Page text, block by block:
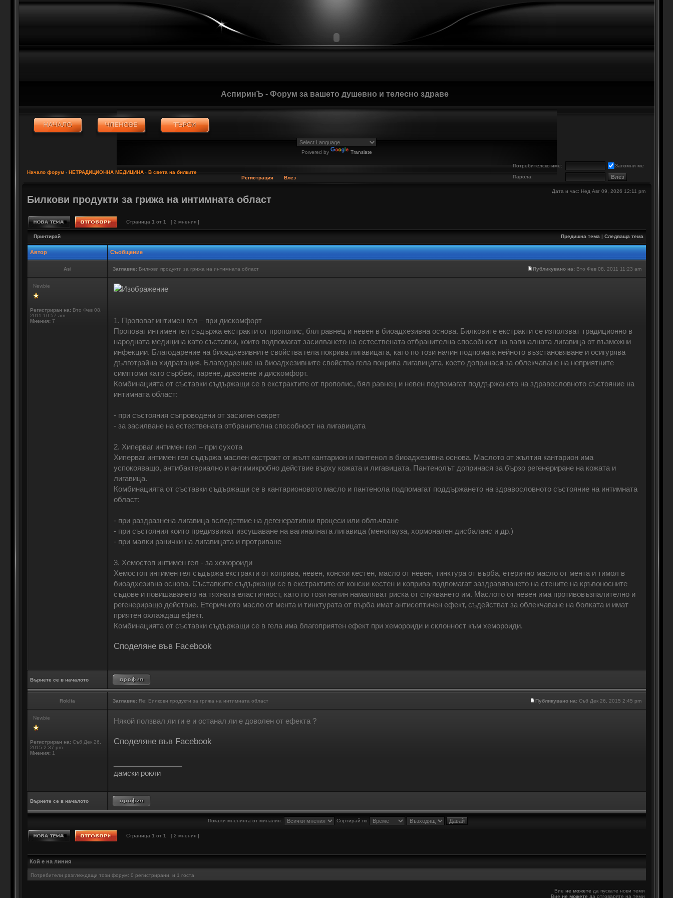
АспиринЪ - Форум за вашето душевно и телесно здраве
Powered by Translate
Потребителско име:
Запомни ме
Парола:
Начало форум ‹ НЕТРАДИЦИОННА МЕДИЦИНА ‹ В света на билките
Регистрация
Влез
Дата и час: Нед Авг 09, 2026 12:11 pm
Билкови продукти за грижа на интимната област
Страница 1 от 1 [ 2 мнения ]
Принтирай Предишна тема | Следваща тема
Автор Съобщение
Asi Заглавие:Билкови продукти за грижа на интимната област Публикувано на:Вто Фев 08, 2011 11:23 am
Newbie
Регистриран на:Вто Фев 08,
2011 10:57 am
Мнения:7
1. Проповаг интимен гел – при дискомфорт
Проповаг интимен гел съдържа екстракти от прополис, бял равнец и невен в биоадхезивна основа. Билковите екстракти се използват традиционно в
народната медицина като съставки, които подпомагат засилването на естествената отбранителна способност на вагиналната лигавица от възможни
инфекции. Благодарение на биоадхезивните свойства гела покрива лигавицата, като по този начин подпомага нейното възстановяване и осигурява
дълготрайна хидратация. Благодарение на биоадхезивните свойства гела покрива лигавицата, което допринася за облекчаване на неприятните
симптоми като сърбеж, парене, дразнене и дискомфорт.
Комбинацията от съставки съдържащи се в екстрактите от прополис, бял равнец и невен подпомагат поддържането на здравословното състояние на
интимната област:
- при състояния съпроводени от засилен секрет
- за засилване на естествената отбранителна способност на лигавицата
2. Хиперваг интимен гел – при сухота
Хиперваг интимен гел съдържа маслен екстракт от жълт кантарион и пантенол в биоадхезивна основа. Маслото от жълтия кантарион има
успокояващо, антибактериално и антимикробно действие върху кожата и лигавицата. Пантенолът допринася за бързо регенериране на кожата и
лигавица.
Комбинацията от съставки съдържащи се в кантарионовото масло и пантенола подпомагат поддържането на здравословното състояние на интимната
област:
- при раздразнена лигавица вследствие на дегенеративни процеси или облъчване
- при състояния които предизвикат изсушаване на вагиналната лигавица (менопауза, хормонален дисбаланс и др.)
- при малки ранички на лигавицата и протриване
3. Хемостоп интимен гел - за хемороиди
Хемостоп интимен гел съдържа екстракти от коприва, невен, конски кестен, масло от невен, тинктура от върба, етерично масло от мента и тимол в
биоадхезивна основа. Съставките съдържащи се в екстрактите от конски кестен и коприва подпомагат заздравяването на стените на кръвоносните
съдове и повишаването на тяхната еластичност, като по този начин намаляват риска от спукването им. Маслото от невен има противовъзпалително и
регенериращо действие. Етеричното масло от мента и тинктурата от върба имат антисептичен ефект, съдействат за облекчаване на болката и имат
приятен охлаждащ ефект.
Комбинацията от съставки съдържащи се в гела има благоприятен ефект при хемороиди и склонност към хемороиди.
Споделяне във Facebook
Върнете се в началото
Roklia Заглавие:Re: Билкови продукти за грижа на интимната област Публикувано на:Съб Дек 26, 2015 2:45 pm
Newbie
Регистриран на:Съб Дек 26,
2015 2:37 pm
Мнения:1
Някой ползвал ли ги е и останал ли е доволен от ефекта ?
Споделяне във Facebook
дамски рокли
Върнете се в началото
Покажи мненията от миналия: Сортирай по
Страница 1 от 1 [ 2 мнения ]
Кой е на линия
Потребители разглеждащи този форум: 0 регистрирани, и 1 госта
Вие не можете да пускате нови теми
Вие не можете да отговаряте на теми